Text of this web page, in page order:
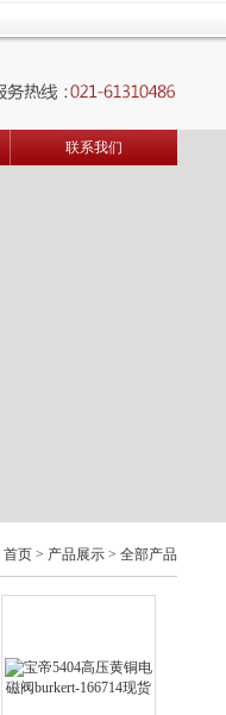
联系我们
首页 > 产品展示 > 全部产品